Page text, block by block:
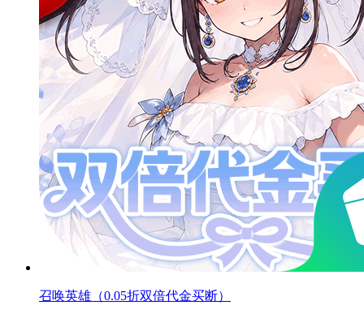
召唤英雄（0.05折双倍代金买断）